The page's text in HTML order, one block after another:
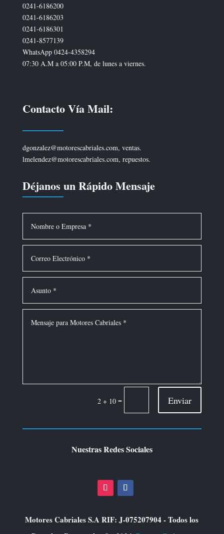
0241-6186200
0241-6186203
0241-6186301
0241-8577139
WhatsApp 0424-4358294
07:30 A.M a 05:00 P.M, de lunes a viernes.
Contacto Vía Mail:
dgonzalez@motorescabriales.com, ventas.
lmelendez@motorescabriales.com, repuestos.
Déjanos un Rápido Mensaje
2 + 10 = Enviar
Nuestras Redes Sociales
Motores Cabriales S.A RIF: J-075207904 - Todos los